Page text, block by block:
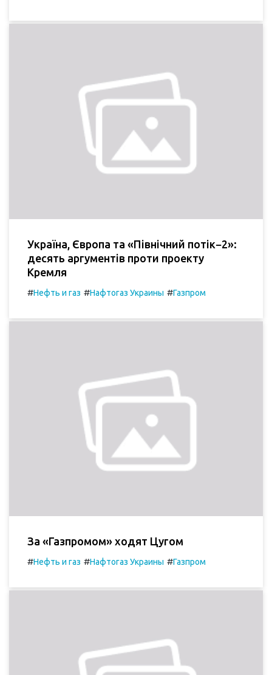
Україна, Європа та «Північний потік−2»:
десять аргументів проти проекту
Кремля
#Нефть и газ #Нафтогаз Украины #Газпром
За «Газпромом» ходят Цугом
#Нефть и газ #Нафтогаз Украины #Газпром